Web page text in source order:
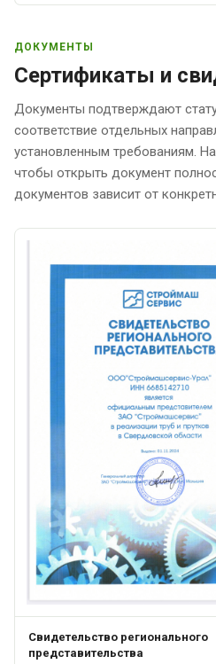
ДОКУМЕНТЫ
Сертификаты и
Документы подтверждают
соответствие отдельных
установленным требованиям.
чтобы открыть документ
документов зависит от
Свидетельство регионального
представительства